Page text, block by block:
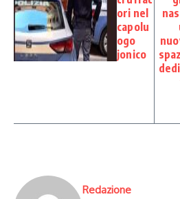
ori nel
capolu
ogo
jonico
Redazione